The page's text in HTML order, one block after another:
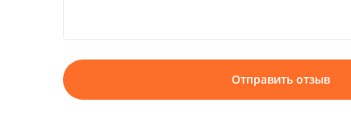
Отправить отзыв